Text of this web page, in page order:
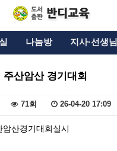
나눔방 지사·선생님
산암산 경기대회
71회 26-04-20 17:09
산경기대회실시